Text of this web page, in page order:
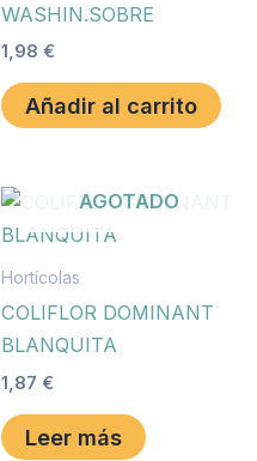
WASHIN.SOBRE
1,98 €
Añadir al carrito
AGOTADO
Hortícolas
COLIFLOR DOMINANT
BLANQUITA
1,87 €
Leer más